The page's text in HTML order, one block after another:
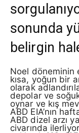
sonunda
belirgin
Noel döneminin
kısa, yoğun bir
olarak
depolar ve
oynar ve kış
ABD EIA’nın
ABD dizel arzı
civarında